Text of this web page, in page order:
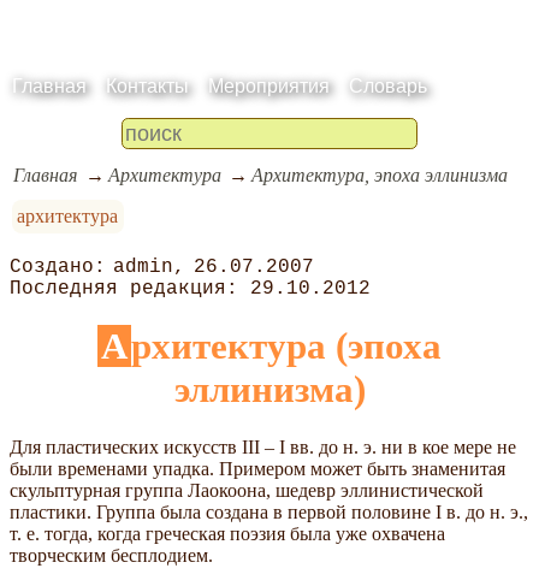
Главная Контакты Мероприятия Словарь
Главная Архитектура
Архитектура, эпоха эллинизма
архитектура
admin
26.07.2007
29.10.2012
Архитектура (эпоха
эллинизма)
Для пластических искусств III – I вв. до н. э. ни в кое мере не
были временами упадка. Примером может быть знаменитая
скульптурная группа Лаокоона, шедевр эллинистической
пластики. Группа была создана в первой половине I в. до н. э.,
т. е. тогда, когда греческая поэзия была уже охвачена
творческим бесплодием.